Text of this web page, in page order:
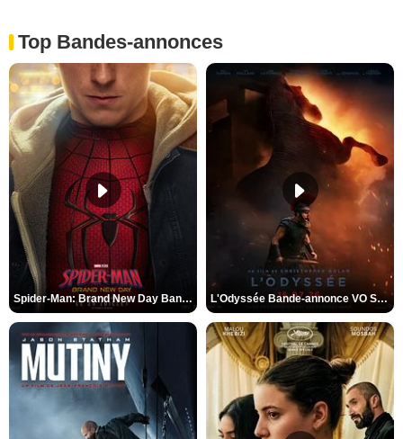
Top Bandes-annonces
Spider-Man: Brand New Day Bande-annonce VO STFR L'Odyssée Bande-annonce VO STFR